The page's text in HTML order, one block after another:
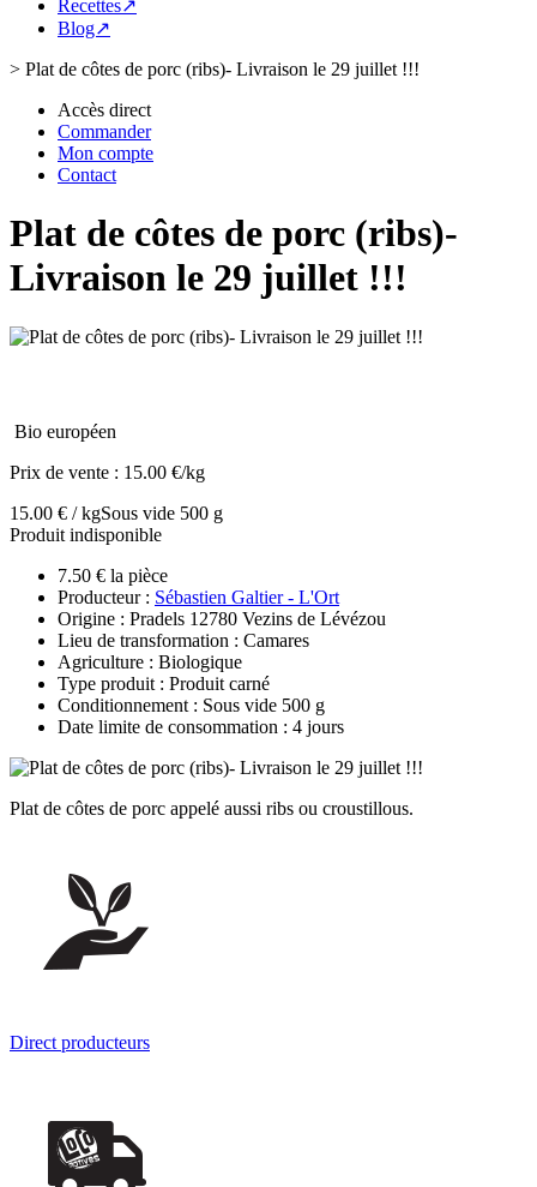
Recettes↗
Blog↗
> Plat de côtes de porc (ribs)- Livraison le 29 juillet !!!
Accès direct
Commander
Mon compte
Contact
Plat de côtes de porc (ribs)-
Livraison le 29 juillet !!!
Bio européen
Prix de vente : 15.00 €/kg
15.00 € / kgSous vide 500 g
Produit indisponible
7.50 € la pièce
Producteur : Sébastien Galtier - L'Ort
Origine : Pradels 12780 Vezins de Lévézou
Lieu de transformation : Camares
Agriculture : Biologique
Type produit : Produit carné
Conditionnement : Sous vide 500 g
Date limite de consommation : 4 jours
Plat de côtes de porc appelé aussi ribs ou croustillous.
Direct producteurs